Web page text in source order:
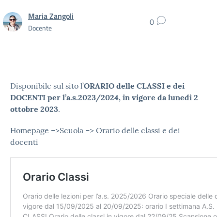
Maria Zangoli
Docente 0
Disponibile sul sito l’ORARIO delle CLASSI e dei
DOCENTI per l’a.s.2023/2024, in vigore da lunedì 2
ottobre 2023.
Homepage –>Scuola –> Orario delle classi e dei
docenti